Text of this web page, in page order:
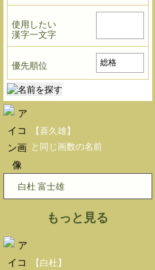
使用したい
漢字一文字
優先順位
【喜久雄】
と同じ画数の名前
白杜 富士雄
もっと見る
【白杜】